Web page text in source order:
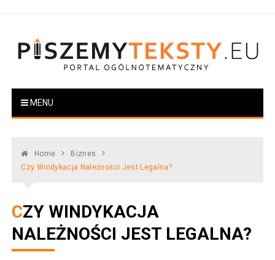
PiszemyTeksty.pl
Portal ogólnotematyczny
MENU
Home
Biznes
Czy Windykacja Należności Jest Legalna?
CZY WINDYKACJA
NALEŻNOŚCI JEST LEGALNA?